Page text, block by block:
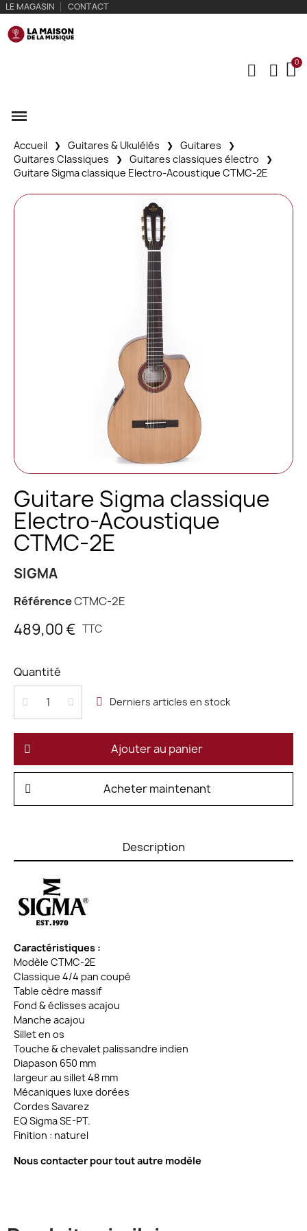
LE MAGASIN CONTACT
Accueil Guitares & Ukulélés
Guitares
Guitares Classiques
Guitares classiques électro
Guitare Sigma classique Electro-Acoustique CTMC-2E
Guitare Sigma classique
Electro-Acoustique
CTMC-2E
SIGMA
RéférenceCTMC-2E
489,00 € TTC
Quantité
Derniers articles en stock
Ajouter au panier
Acheter maintenant
Description
Caractéristiques :
Modèle CTMC-2E
Classique 4/4 pan coupé
Table cèdre massif
Fond & éclisses acajou
Manche acajou
Sillet en os
Touche & chevalet palissandre indien
Diapason 650 mm
largeur au sillet 48 mm
Mécaniques luxe dorées
Cordes Savarez
EQ Sigma SE-PT.
Finition : naturel
Nous contacter pour tout autre modèle